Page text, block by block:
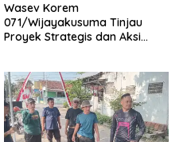
Wasev Korem
071/Wijayakusuma Tinjau
Proyek Strategis dan Aksi